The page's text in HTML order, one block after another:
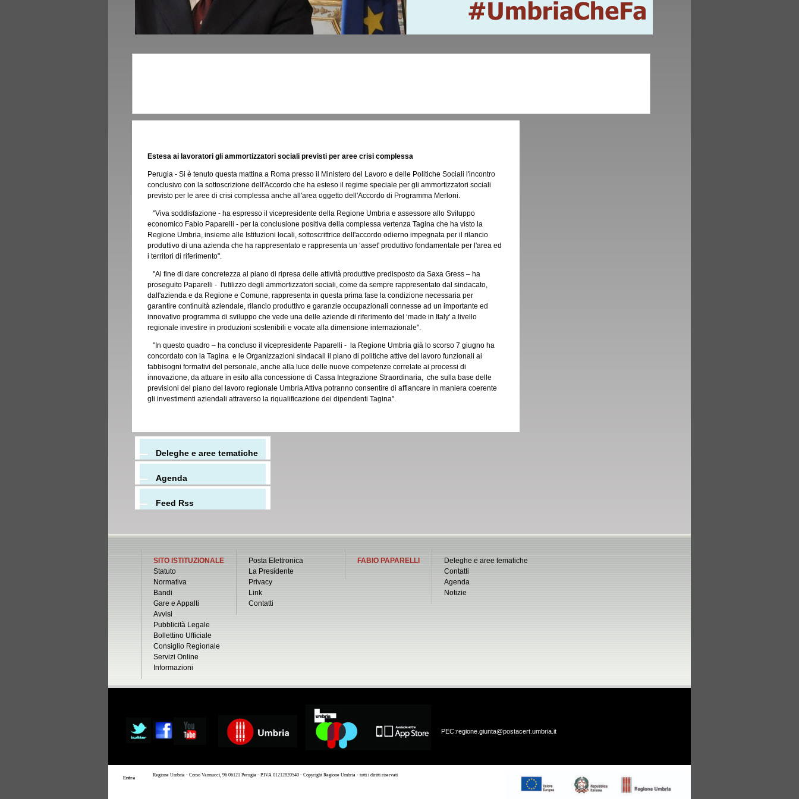
Estesa ai lavoratori gli ammortizzatori sociali previsti per aree crisi complessa
Perugia - Si è tenuto questa mattina a Roma presso il Ministero del Lavoro e delle Politiche Sociali l'incontro
conclusivo con la sottoscrizione dell'Accordo che ha esteso il regime speciale per gli ammortizzatori sociali
previsto per le aree di crisi complessa anche all'area oggetto dell'Accordo di Programma Merloni.
"Viva soddisfazione - ha espresso il vicepresidente della Regione Umbria e assessore allo Sviluppo
economico Fabio Paparelli - per la conclusione positiva della complessa vertenza Tagina che ha visto la
Regione Umbria, insieme alle Istituzioni locali, sottoscrittrice dell'accordo odierno impegnata per il rilancio
produttivo di una azienda che ha rappresentato e rappresenta un ‘asset' produttivo fondamentale per l'area ed
i territori di riferimento".
"Al fine di dare concretezza al piano di ripresa delle attività produttive predisposto da Saxa Gress – ha
proseguito Paparelli - l'utilizzo degli ammortizzatori sociali, come da sempre rappresentato dal sindacato,
dall'azienda e da Regione e Comune, rappresenta in questa prima fase la condizione necessaria per
garantire continuità aziendale, rilancio produttivo e garanzie occupazionali connesse ad un importante ed
innovativo programma di sviluppo che vede una delle aziende di riferimento del ‘made in Italy' a livello
regionale investire in produzioni sostenibili e vocate alla dimensione internazionale".
"In questo quadro – ha concluso il vicepresidente Paparelli - la Regione Umbria già lo scorso 7 giugno ha
concordato con la Tagina e le Organizzazioni sindacali il piano di politiche attive del lavoro funzionali ai
fabbisogni formativi del personale, anche alla luce delle nuove competenze correlate ai processi di
innovazione, da attuare in esito alla concessione di Cassa Integrazione Straordinaria, che sulla base delle
previsioni del piano del lavoro regionale Umbria Attiva potranno consentire di affiancare in maniera coerente
gli investimenti aziendali attraverso la riqualificazione dei dipendenti Tagina".
Deleghe e aree tematiche
Agenda
Feed Rss
SITO ISTITUZIONALE
Statuto
Normativa
Bandi
Gare e Appalti
Avvisi
Pubblicità Legale
Bollettino Ufficiale
Consiglio Regionale
Servizi Online
Informazioni
Posta Elettronica
La Presidente
Privacy
Link
Contatti
FABIO PAPARELLI
Deleghe e aree tematiche
Contatti
Agenda
Notizie
PEC:regione.giunta@postacert.umbria.it
Entra
Regione Umbria - Corso Vannucci, 96 06121 Perugia - P.IVA 01212820540 - Copyright Regione Umbria - tutti i diritti riservati